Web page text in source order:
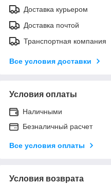
Доставка курьером
Доставка почтой
Транспортная компания
Все условия доставки
Условия оплаты
Наличными
Безналичный расчет
Все условия оплаты
Условия возврата